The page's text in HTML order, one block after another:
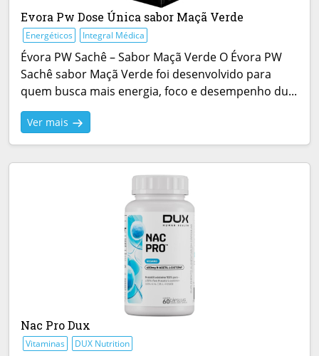
Evora Pw Dose Única sabor Maçã Verde
Energéticos Integral Médica
Évora PW Sachê – Sabor Maçã Verde O Évora PW
Sachê sabor Maçã Verde foi desenvolvido para
quem busca mais energia, foco e desempenho du...
Ver mais
Nac Pro Dux
Vitaminas DUX Nutrition